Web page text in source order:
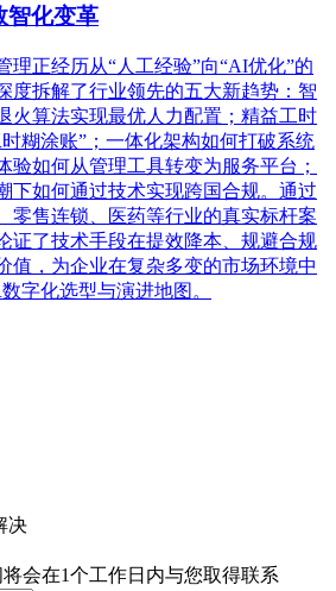
智化变革
理正经历从“人工经验”向“AI优化”的
度拆解了行业领先的五大新趋势：智
火算法实现最优人力配置；精益工时
糊涂账”；一体化架构如何打破系统
验如何从管理工具转变为服务平台；
下如何通过技术实现跨国合规。通过
零售连锁、医药等行业的真实标杆案
证了技术手段在提效降本、规避合规
值，为企业在复杂多变的市场环境中
字化选型与演进地图。
决
会在1个工作日内与您取得联系